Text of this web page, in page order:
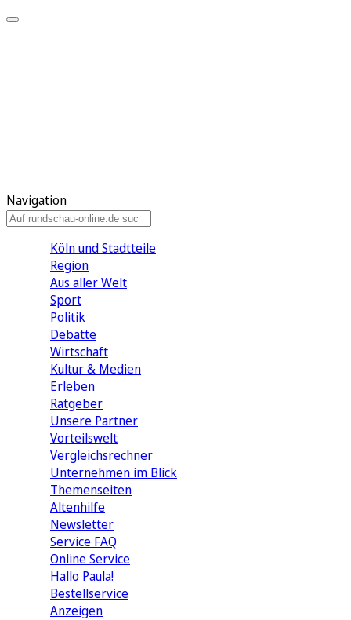
Navigation
Köln und Stadtteile
Region
Aus aller Welt
Sport
Politik
Debatte
Wirtschaft
Kultur & Medien
Erleben
Ratgeber
Unsere Partner
Vorteilswelt
Vergleichsrechner
Unternehmen im Blick
Themenseiten
Altenhilfe
Newsletter
Service FAQ
Online Service
Hallo Paula!
Bestellservice
Anzeigen